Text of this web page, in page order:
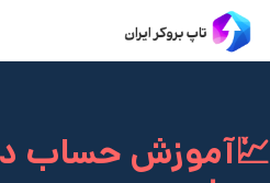
💹آموزش حساب